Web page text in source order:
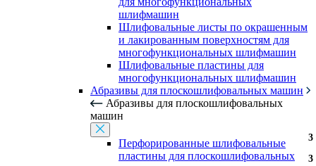
шлифмашин
Шлифовальные листы по окрашенным
и лакированным поверхностям для
многофункциональных шлифмашин
Шлифовальные пластины для
многофункциональных шлифмашин
Абразивы для плоскошлифовальных машин
Абразивы для плоскошлифовальных
машин
Перфорированные шлифовальные
пластины для плоскошлифовальных
3
3
3
3
3
3
3
3
3
3